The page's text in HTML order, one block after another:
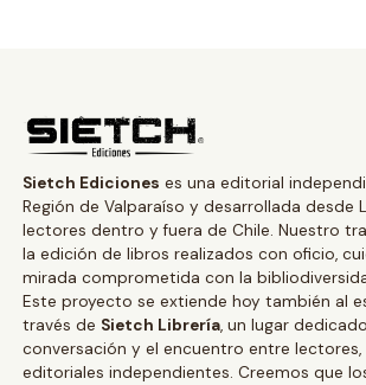
Sietch Ediciones es una editorial
Región de Valparaíso y desarrollada desde
lectores dentro y fuera de Chile. Nuestro
la edición de libros realizados con oficio,
mirada comprometida con la
Este proyecto se extiende hoy también al
través de Sietch Librería, un lugar
conversación y el encuentro entre
editoriales independientes. Creemos que